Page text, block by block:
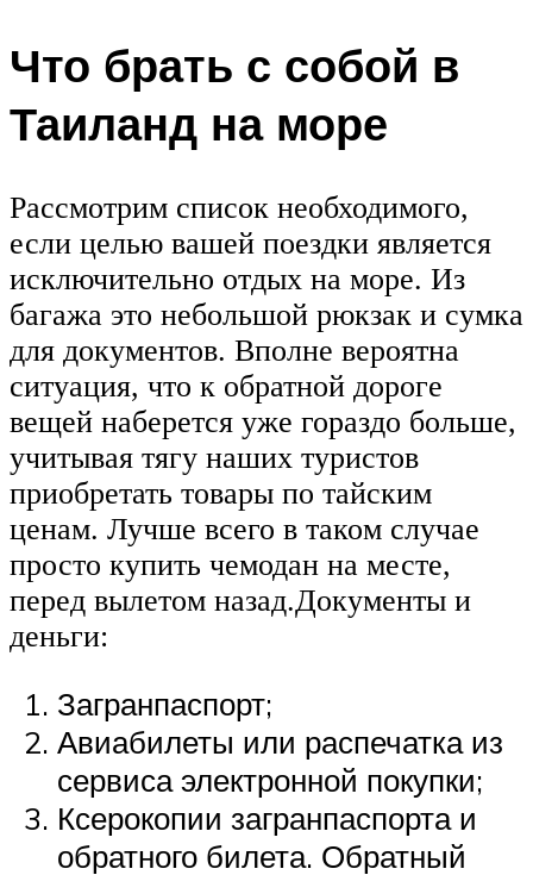
Что брать с собой в
Таиланд на море
Рассмотрим список необходимого,
если целью вашей поездки является
исключительно отдых на море. Из
багажа это небольшой рюкзак и сумка
для документов. Вполне вероятна
ситуация, что к обратной дороге
вещей наберется уже гораздо больше,
учитывая тягу наших туристов
приобретать товары по тайским
ценам. Лучше всего в таком случае
просто купить чемодан на месте,
перед вылетом назад.Документы и
деньги:
Загранпаспорт;
Авиабилеты или распечатка из
сервиса электронной покупки;
Ксерокопии загранпаспорта и
обратного билета. Обратный